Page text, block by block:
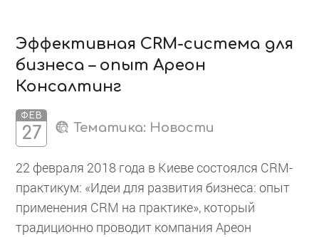
Эффективная CRM-система для
бизнеса – опыт Ареон
Консалтинг
ФЕВ
27 Тематика: Новости
22 февраля 2018 года в Киеве состоялся CRM-
практикум: «Идеи для развития бизнеса: опыт
применения CRM на практике», который
традиционно проводит компания Ареон